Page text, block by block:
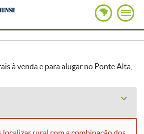
à venda e para alugar no Ponte Alta,